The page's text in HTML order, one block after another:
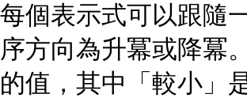
個表示式可以跟
方向為升冪或降冪
值，其中「較小」